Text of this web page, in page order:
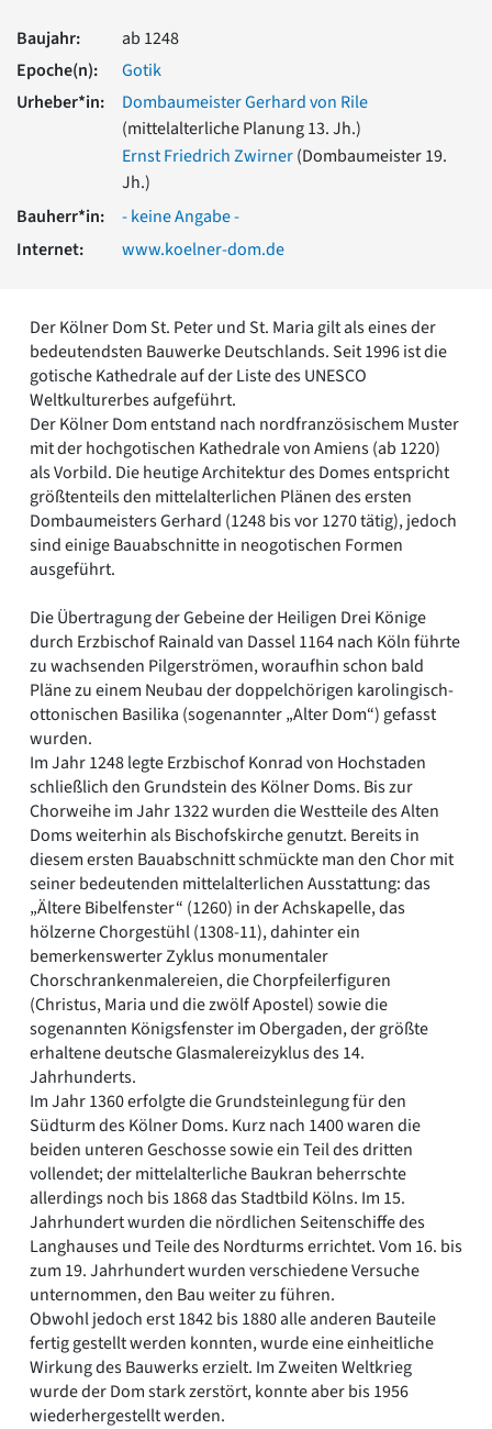
Vorromanik
Römische Antike
Über uns
Über baukunst-nrw
Fachbeirat
Freunde & Förderer
Kontakt
Impressum
Datenschutz
Baujahr:
ab 1248
Epoche(n):
Gotik
Urheber*in:
Dombaumeister Gerhard von Rile
(mittelalterliche Planung 13. Jh.)
Ernst Friedrich Zwirner(Dombaumeister 19.
Jh.)
Bauherr*in:
- keine Angabe -
Internet:
www.koelner-dom.de
Der Kölner Dom St. Peter und St. Maria gilt als eines der
bedeutendsten Bauwerke Deutschlands. Seit 1996 ist die
gotische Kathedrale auf der Liste des UNESCO
Weltkulturerbes aufgeführt.
Der Kölner Dom entstand nach nordfranzösischem Muster
mit der hochgotischen Kathedrale von Amiens (ab 1220)
als Vorbild. Die heutige Architektur des Domes entspricht
größtenteils den mittelalterlichen Plänen des ersten
Dombaumeisters Gerhard (1248 bis vor 1270 tätig), jedoch
sind einige Bauabschnitte in neogotischen Formen
ausgeführt.
Die Übertragung der Gebeine der Heiligen Drei Könige
durch Erzbischof Rainald van Dassel 1164 nach Köln führte
zu wachsenden Pilgerströmen, woraufhin schon bald
Pläne zu einem Neubau der doppelchörigen karolingisch-
ottonischen Basilika (sogenannter „Alter Dom“) gefasst
wurden.
Im Jahr 1248 legte Erzbischof Konrad von Hochstaden
schließlich den Grundstein des Kölner Doms. Bis zur
Chorweihe im Jahr 1322 wurden die Westteile des Alten
Doms weiterhin als Bischofskirche genutzt. Bereits in
diesem ersten Bauabschnitt schmückte man den Chor mit
seiner bedeutenden mittelalterlichen Ausstattung: das
„Ältere Bibelfenster“ (1260) in der Achskapelle, das
hölzerne Chorgestühl (1308-11), dahinter ein
bemerkenswerter Zyklus monumentaler
Chorschrankenmalereien, die Chorpfeilerfiguren
(Christus, Maria und die zwölf Apostel) sowie die
sogenannten Königsfenster im Obergaden, der größte
erhaltene deutsche Glasmalereizyklus des 14.
Jahrhunderts.
Im Jahr 1360 erfolgte die Grundsteinlegung für den
Südturm des Kölner Doms. Kurz nach 1400 waren die
beiden unteren Geschosse sowie ein Teil des dritten
vollendet; der mittelalterliche Baukran beherrschte
allerdings noch bis 1868 das Stadtbild Kölns. Im 15.
Jahrhundert wurden die nördlichen Seitenschiffe des
Langhauses und Teile des Nordturms errichtet. Vom 16. bis
zum 19. Jahrhundert wurden verschiedene Versuche
unternommen, den Bau weiter zu führen.
Obwohl jedoch erst 1842 bis 1880 alle anderen Bauteile
fertig gestellt werden konnten, wurde eine einheitliche
Wirkung des Bauwerks erzielt. Im Zweiten Weltkrieg
wurde der Dom stark zerstört, konnte aber bis 1956
wiederhergestellt werden.